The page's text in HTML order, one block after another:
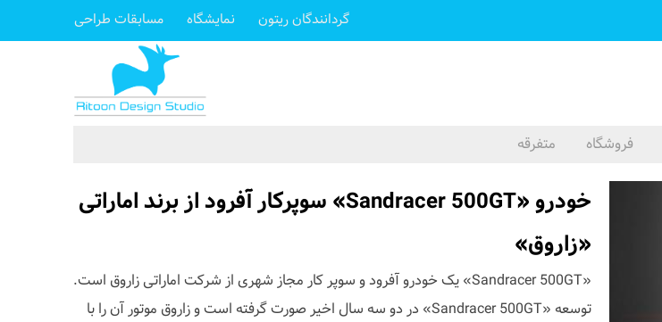
گردانندگان ریتون نمایشگاه مسابقات طراحی
فروشگاه متفرقه
خودرو «Sandracer 500GT» سوپرکار آفرود از برند اماراتی
«زاروق»
«Sandracer 500GT» یک خودرو آفرود و سوپر کار مجاز شهری از شرکت اماراتی زاروق است.
توسعه «Sandracer 500GT» در دو سه سال اخیر صورت گرفته است و زاروق موتور آن را با